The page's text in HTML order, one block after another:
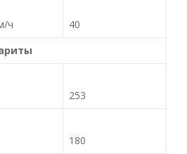
ч
40
253
180